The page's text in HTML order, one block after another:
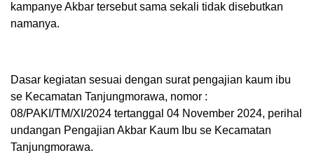
kampanye Akbar tersebut sama sekali tidak disebutkan
namanya.
Dasar kegiatan sesuai dengan surat pengajian kaum ibu
se Kecamatan Tanjungmorawa, nomor :
08/PAKI/TM/XI/2024 tertanggal 04 November 2024, perihal
undangan Pengajian Akbar Kaum Ibu se Kecamatan
Tanjungmorawa.